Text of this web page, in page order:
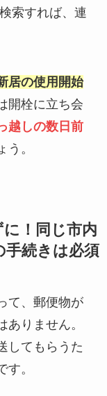
索すれば、連
居の使用開始
開栓に立ち会
越しの数日前
。
！同じ市内
手続きは必須
て、郵便物が
りません。
してもらうた
。